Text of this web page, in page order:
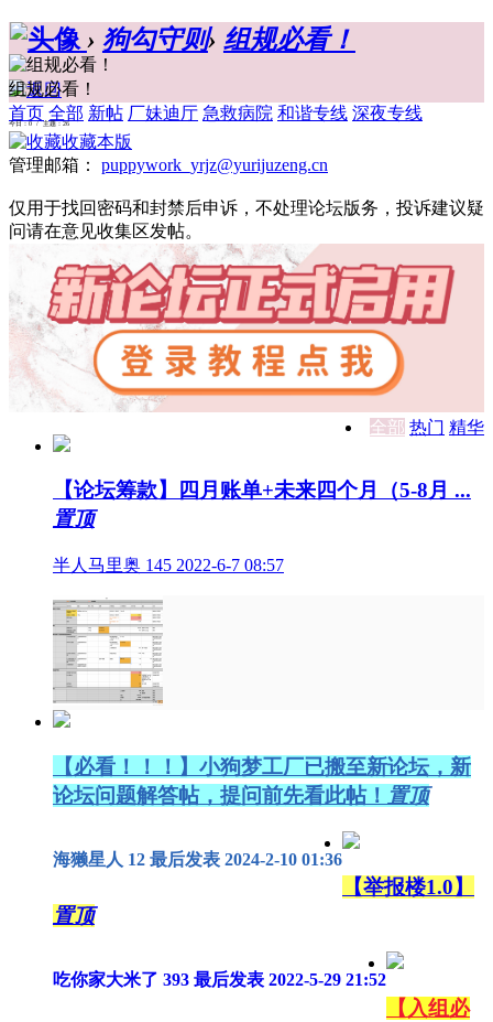
› 狗勾守则› 组规必看！
首页 全部 新帖 厂妹迪厅 急救病院 和谐专线 深夜专线
组规必看！
今日：0 / 主题：26
收藏本版
管理邮箱： puppywork_yrjz@yurijuzeng.cn
仅用于找回密码和封禁后申诉，不处理论坛版务，投诉建议疑
问请在意见收集区发帖。
全部 热门 精华
【论坛筹款】四月账单+未来四个月（5-8月 ...
置顶
半人马里奥 145 2022-6-7 08:57
【必看！！！】小狗梦工厂已搬至新论坛，新
论坛问题解答帖，提问前先看此帖！ 置顶
海獭星人 12 最后发表 2024-2-10 01:36
【举报楼1.0】
置顶
吃你家大米了 393 最后发表 2022-5-29 21:52
【入组必